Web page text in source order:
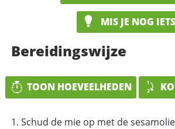
MIS JE NOG
Bereidingswijze
TOON HOEVEELHEDEN
Schud de mie op met desesamolie